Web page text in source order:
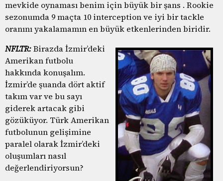
mevkide oynaması benim için büyük bir şans . Rookie
sezonumda 9 maçta 10 interception ve iyi bir tackle
oranını yakalamamın en büyük etkenlerinden biridir.
NFLTR:Birazda İzmir’deki
Amerikan futbolu
hakkında konuşalım.
İzmir’de şuanda dört aktif
takım var ve bu sayı
giderek artacak gibi
gözüküyor. Türk Amerikan
futbolunun gelişimine
paralel olarak İzmir’deki
oluşumları nasıl
değerlendiriyorsun?